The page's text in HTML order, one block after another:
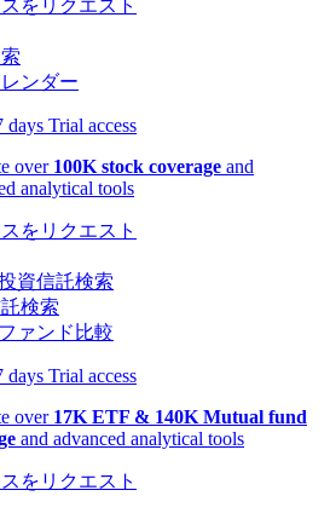
をリクエスト
ンダー
days Trial access
over 100K stock coverage and
analytical tools
をリクエスト
資信託検索
検索
ァンド比較
days Trial access
over 17K ETF & 140K Mutual fund
and advanced analytical tools
をリクエスト